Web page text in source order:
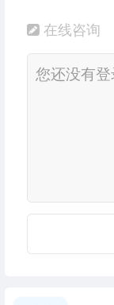
在线咨询